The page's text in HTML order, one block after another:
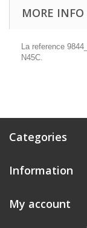
MORE INFO
La reference
N45C.
Categories
Information
My account